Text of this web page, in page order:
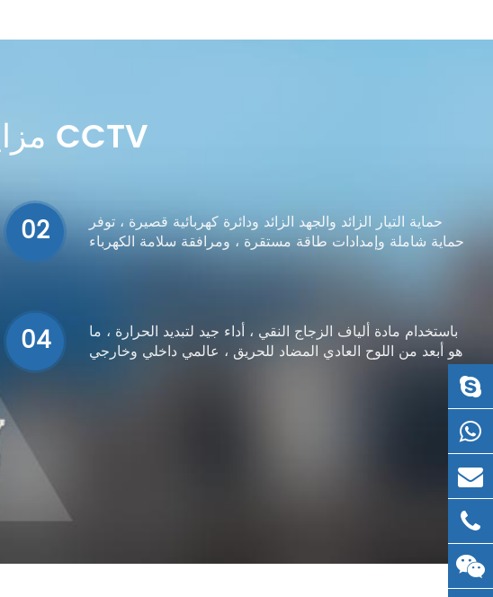
مزايا محول تزويد الطاقة كاميرا CCTV
02
حماية التيار الزائد والجهد الزائد ودائرة كهربائية قصيرة ، توفر
حماية شاملة وإمدادات طاقة مستقرة ، ومرافقة سلامة الكهرباء
04
باستخدام مادة ألياف الزجاج النقي ، أداء جيد لتبديد الحرارة ، ما
هو أبعد من اللوح العادي المضاد للحريق ، عالمي داخلي وخارجي